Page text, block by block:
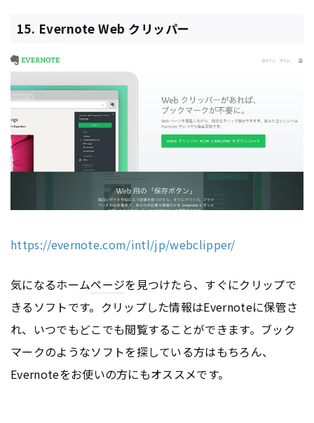
15. Evernote Web クリッパー
https://evernote.com/intl/jp/webclipper/
気になるホームページを見つけたら、すぐにクリップで
きるソフトです。クリップした情報はEvernoteに保管さ
れ、いつでもどこでも閲覧することができます。ブック
マークのようなソフトを探している方はもちろん、
Evernoteをお使いの方にもオススメです。